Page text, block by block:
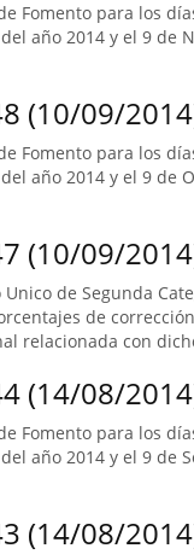
Fomento para los
año 2014 y el 9 de
(10/09/
Fomento para los
año 2014 y el 9 de
(10/09/
de Segunda
de
relacionada con
(14/08/
Fomento para los
año 2014 y el 9 de
(14/08/